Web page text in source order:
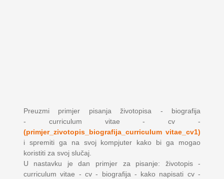
Preuzmi primjer pisanja životopisa - biografija
- curriculum vitae - cv -
(primjer_zivotopis_biografija_curriculum vitae_cv1)
i spremiti ga na svoj kompjuter kako bi ga mogao
koristiti za svoj slučaj.
U nastavku je dan primjer za pisanje: životopis -
curriculum vitae - cv - biografija - kako napisati cv -